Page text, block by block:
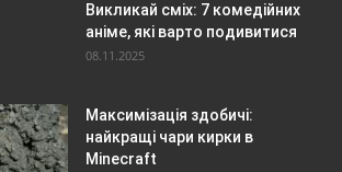
Викликай сміх: 7 комедійних
аніме, які варто подивитися
08.11.2025
Максимізація здобичі:
найкращі чари кирки в
Minecraft